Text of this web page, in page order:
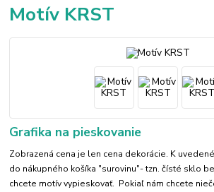
Motív KRST
Grafika na pieskovanie
Zobrazená cena je len cena dekorácie. K
do nákupného košíka "surovinu"- tzn. čísté sklo
chcete motív vypieskovať. Pokiaľ nám chcete